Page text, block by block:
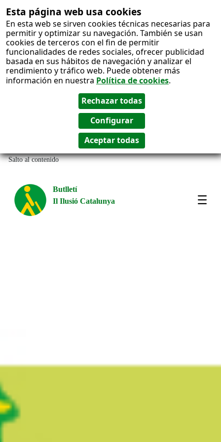
Esta página web usa cookies
En esta web se sirven cookies técnicas necesarias para
permitir y optimizar su navegación. También se usan
cookies de terceros con el fin de permitir
funcionalidades de redes sociales, ofrecer publicidad
basada en sus hábitos de navegación y analizar el
rendimiento y tráfico web. Puede obtener más
información en nuestra Política de cookies.
Salto al contenido
Butlletí
Il Ilusió Catalunya